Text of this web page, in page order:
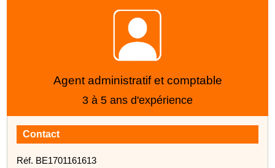
Agent administratif et comptable
3 à 5 ans d'expérience
Contact
Réf. BE1701161613